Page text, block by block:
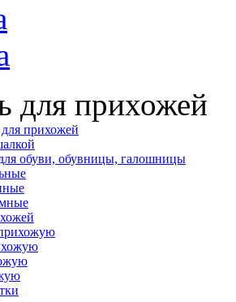
для прихожей
прихожей
обуви, обувницы, галошницы